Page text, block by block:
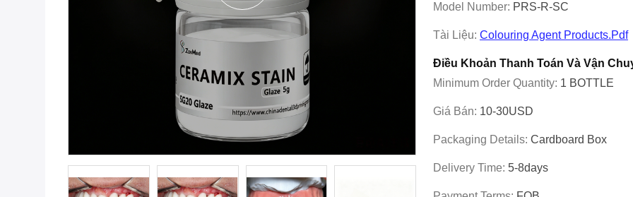
Model Number: PRS-R-SC
Tài Liệu: Colouring Agent Products.pdf
Điều Khoản Thanh Toán Và Vận
Minimum Order Quantity: 1 BOTTLE
Giá Bán: 10-30USD
Packaging Details: Cardboard Box
Delivery Time: 5-8days